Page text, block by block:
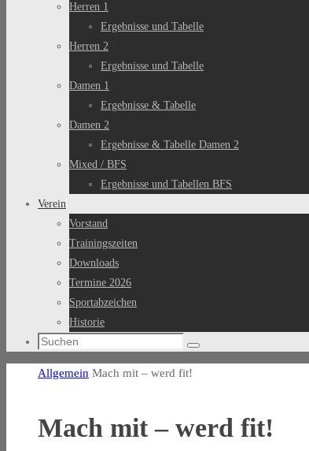
Herren 1
Ergebnisse und Tabelle
Herren 2
Ergebnisse und Tabelle
Damen 1
Ergebnisse & Tabelle
Damen 2
Ergebnisse & Tabelle Damen 2
Mixed / BFS
Ergebnisse und Tabellen BFS
Verein
Vorstand
Trainingszeiten
Downloads
Termine 2026
Sportabzeichen
Historie
Suchen
Suchen
Start
Allgemein Mach mit – werd fit!
Mach mit – werd fit!